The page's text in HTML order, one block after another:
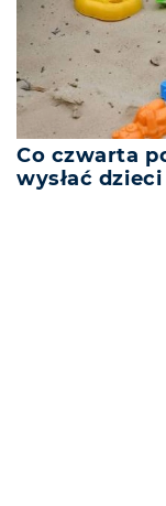
Co czwarta
wysłać